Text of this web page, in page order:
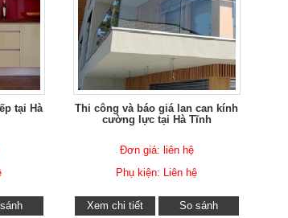
tại Hà
Thi công và báo giá lan can kính
cường lực tại Hà Tĩnh
Đơn giá: liên hệ
Phụ kiện: Liên hệ
Xem chi tiết So sánh